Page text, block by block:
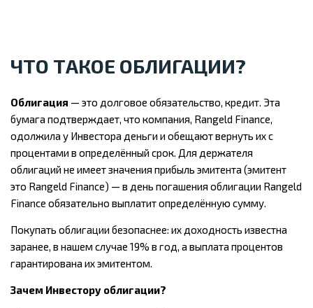
ЧТО ТАКОЕ ОБЛИГАЦИИ?
Облигация — это долговое обязательство, кредит. Эта
бумага подтверждает, что компания, Rangeld Finance,
одолжила у Инвестора деньги и обещают вернуть их с
процентами в определённый срок. Для держателя
облигаций не имеет значения прибыль эмитента (эмитент
это Rangeld Finance) — в день погашения облигации Rangeld
Finance обязательно выплатит определённую сумму.
Покупать облигации безопаснее: их доходность известна
заранее, в нашем случае 19% в год, а выплата процентов
гарантирована их эмитентом.
Зачем Инвестору облигации?